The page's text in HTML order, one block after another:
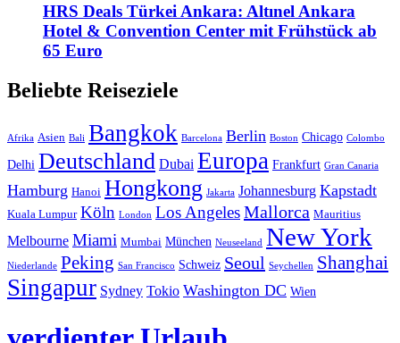
HRS Deals Türkei Ankara: Altınel Ankara
Hotel & Convention Center mit Frühstück ab
65 Euro
Beliebte Reiseziele
Afrika Asien Bali Bangkok Barcelona Berlin Boston Chicago Colombo
Delhi Deutschland Dubai Europa Frankfurt Gran Canaria
Hamburg Hanoi Hongkong Jakarta Johannesburg Kapstadt
Kuala Lumpur Köln London Los AngelesMallorca Mauritius
Melbourne Miami Mumbai München Neuseeland New York
Niederlande Peking San Francisco Schweiz Seoul Seychellen Shanghai
Singapur Sydney Tokio Washington DC Wien